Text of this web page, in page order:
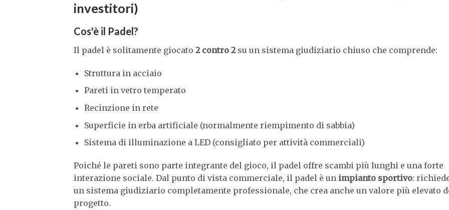
investitori)
Cos'è il Padel?
Il padel è solitamente giocato 2 contro 2su un sistema giudiziario chiuso che comprende:
Struttura in acciaio
Pareti in vetro temperato
Recinzione in rete
Superficie in erba artificiale (normalmente riempimento di sabbia)
Sistema di illuminazione a LED (consigliato per attività commerciali)
Poiché le pareti sono parte integrante del gioco, il padel offre scambi più lunghi e una forte
interazione sociale. Dal punto di vista commerciale, il padel è un impianto sportivo:
un sistema giudiziario completamente professionale, che crea anche un valore più elevato
progetto.